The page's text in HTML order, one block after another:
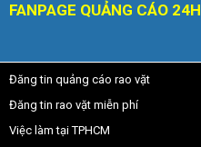
FANPAGE QUẢNG CÁO 24H
Đăng tin quảng cáo rao vặt
Đăng tin rao vặt miễn phí
Việc làm tại TPHCM